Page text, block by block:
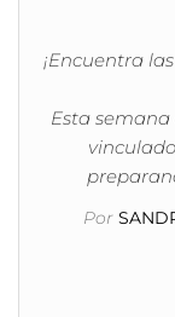
¡Encuentra
Esta
Por